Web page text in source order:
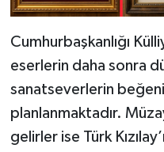
Cumhurbaşkanlığı
eserlerin daha sonra
sanatseverlerin
planlanmaktadır.
gelirler ise Türk